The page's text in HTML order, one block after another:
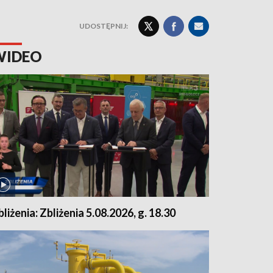
UDOSTĘPNIJ:
Zbliżenia 5.08.2026, g. 18.30